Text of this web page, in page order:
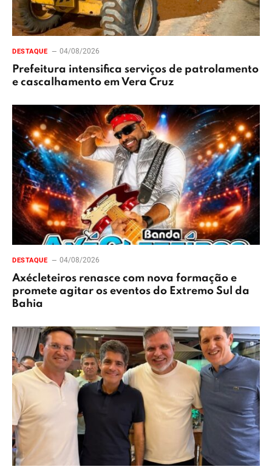
DESTAQUE 04/08/2026
Prefeitura intensifica serviços de patrolamento
e cascalhamento em Vera Cruz
DESTAQUE 04/08/2026
Axécleteiros renasce com nova formação e
promete agitar os eventos do Extremo Sul da
Bahia